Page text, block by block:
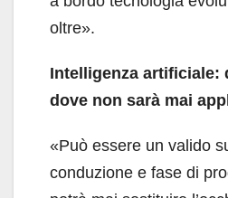
oltre».
Intelligenza artificiale:
dove non sarà mai
«Può essere un valido
conduzione e fase di